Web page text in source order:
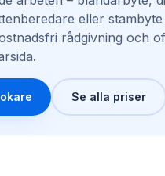
eller
rådgivning och
Se alla priser